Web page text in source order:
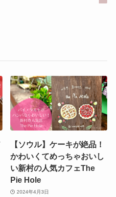
【ソウル】ケーキが絶品！
かわいくてめっちゃおいし
い新村の人気カフェThe
Pie Hole
2024年4月3日